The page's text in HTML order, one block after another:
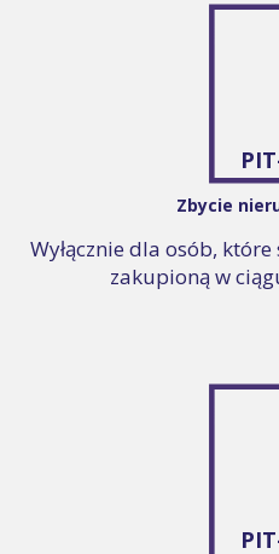
Zbycie
Wyłącznie dla osób,
zakupioną w